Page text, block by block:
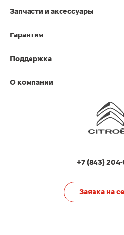
Запчасти и аксессуары
Гарантия
Поддержка
О компании
+7 (843)
Заявка на